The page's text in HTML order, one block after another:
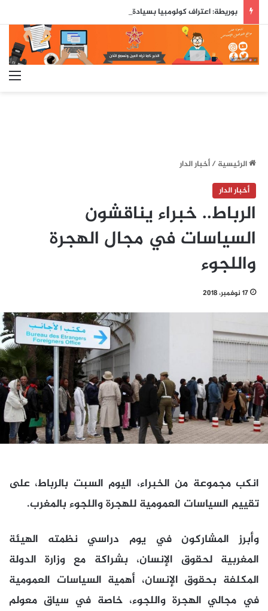
الرئيسية/أخبار الدار
أخبار الدار
الرباط.. خبراء يناقشون
السياسات في مجال الهجرة
واللجوء
17 نوفمبر، 2018
انكب مجموعة من الخبراء، اليوم السبت بالرباط، على
تقييم السياسات العمومية للهجرة واللجوء بالمغرب.
وأبرز المشاركون في يوم دراسي نظمته الهيئة
المغربية لحقوق الإنسان، بشراكة مع وزارة الدولة
المكلفة بحقوق الإنسان، أهمية السياسات العمومية
في مجالي الهجرة واللجوء، خاصة في سياق معولم